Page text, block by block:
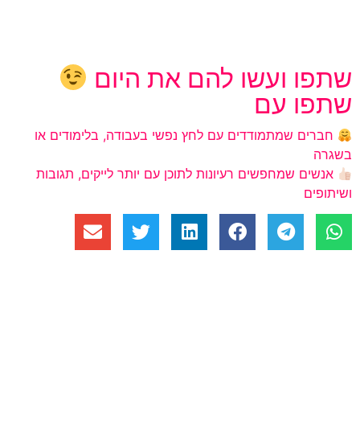
שתפו ועשו להם את היום
שתפו עם
חברים שמתמודדים עם לחץ נפשי בעבודה, בלימודים או
בשגרה
אנשים שמחפשים רעיונות לתוכן עם יותר לייקים, תגובות
ושיתופים